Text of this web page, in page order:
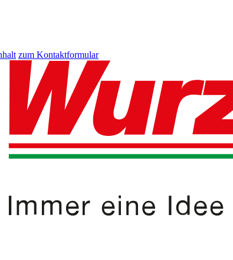
zum Kontaktformular